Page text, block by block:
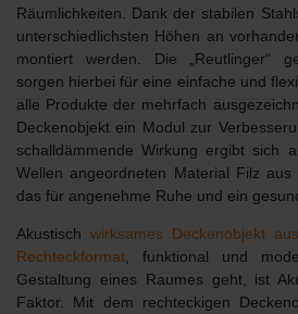
Räumlichkeiten. Dank der stabilen
unterschiedlichsten Höhen an
montiert werden. Die „Reutlinger“
sorgen hierbei für eine einfache und
alle Produkte der mehrfach
Deckenobjekt ein Modul zur
schalldämmende Wirkung ergibt sich
Wellen angeordneten Material Filz aus
das für angenehme Ruhe und ein
Akustisch wirksames Deckenobjekt
Rechteckformat , funktional und
Gestaltung eines Raumes geht, ist
Faktor. Mit dem rechteckigen